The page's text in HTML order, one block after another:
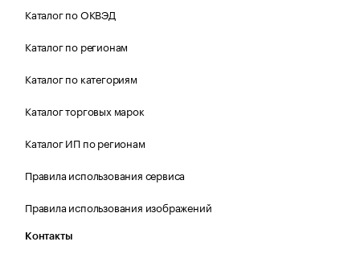
Каталог по ОКВЭД
Каталог по регионам
Каталог по категориям
Каталог торговых марок
Каталог ИП по регионам
Правила использования сервиса
Правила использования изображений
Контакты